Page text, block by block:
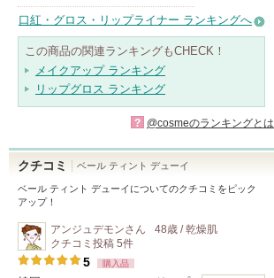
口紅・グロス・リップライナー ランキングへ
この商品の関連ランキングもCHECK！
メイクアップ ランキング
リップグロス ランキング
? @cosmeのランキングとは
クチコミ ベール ティント デューイ
ベール ティント デューイ についてのクチコミをピック
アップ！
アンジュデモンさん
48歳 / 乾燥肌
クチコミ投稿 5件
5 購入品